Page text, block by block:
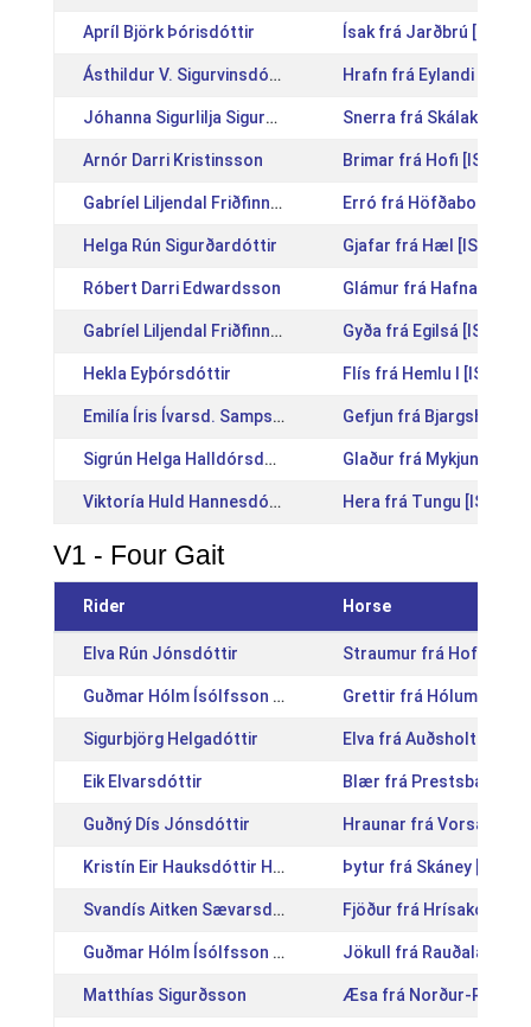
Apríl Björk Þórisdóttir Ísak frá Jarðbrú
Ásthildur V. Sigurvinsdóttir Hrafn frá Eylandi
Jóhanna Sigurlilja Sigurðardóttir Snerra frá Skálakoti
Arnór Darri Kristinsson Brimar frá Hofi
Gabríel Liljendal Friðfinnsson Erró frá Höfðaborg
Helga Rún Sigurðardóttir Gjafar frá Hæl
Róbert Darri Edwardsson Glámur frá Hafnarfirði
Gabríel Liljendal Friðfinnsson Gyða frá Egilsá
Hekla Eyþórsdóttir Flís frá Hemlu I
Emilía Íris Ívarsd. Sampsted Gefjun frá Bjargshóli
Sigrún Helga Halldórsdóttir Glaður frá Mykjunesi 2
Viktoría Huld Hannesdóttir Hera frá Tungu
V1 - Four Gait
Rider Horse
Elva Rún Jónsdóttir Straumur frá
Guðmar Hólm Ísólfsson Líndal Grettir frá Hólum
Sigurbjörg Helgadóttir Elva frá
Eik Elvarsdóttir Blær frá Prestsbakka
Guðný Dís Jónsdóttir Hraunar frá Vorsabæ II
Kristín Eir Hauksdóttir Holake Þytur frá Skáney
Svandís Aitken Sævarsdóttir Fjöður frá Hrísakoti
Guðmar Hólm Ísólfsson Líndal Jökull frá Rauðalæk
Matthías Sigurðsson Æsa frá Norður-